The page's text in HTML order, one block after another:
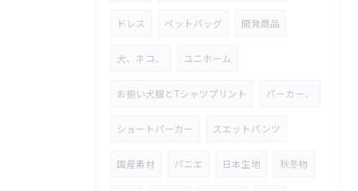
ドレス ペットバッグ 開発商品
犬、ネコ、 ユニホーム
お揃い犬服とTシャツプリント パーカー、
ショートパーカー スエットパンツ
国産素材 パニエ 日本生地 秋冬物